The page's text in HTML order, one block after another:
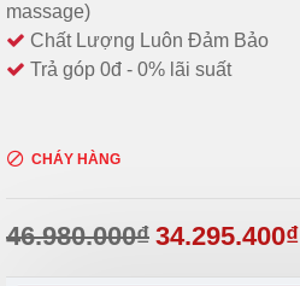
massage)
Chất Lượng Luôn Đảm Bảo
Trả góp 0đ - 0% lãi suất
34.295.400₫
46.980.000₫
CHÁY HÀNG